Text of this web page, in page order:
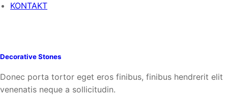
KONTAKT
Decorative Stones
Donec porta tortor eget eros finibus, finibus hendrerit elit
venenatis neque a sollicitudin.